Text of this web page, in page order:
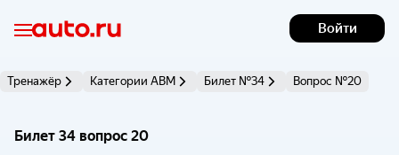
Войти
Тренажёр Категории АВМ Билет №34 Вопрос №20
Билет 34 вопрос 20